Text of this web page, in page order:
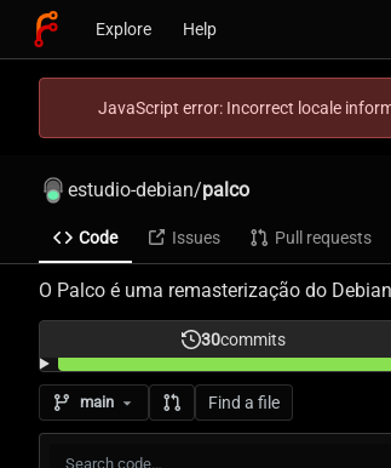
Explore Help
JavaScript error: Incorrect locale
estudio-debian/palco
Code Issues Pull requests
O Palco é uma remasterização do
30commits
main Find a file